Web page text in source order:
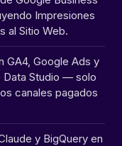
Impresiones
al Sitio Web.
GA4, Google Ads y
Data Studio — solo
canales pagados
y BigQuery en